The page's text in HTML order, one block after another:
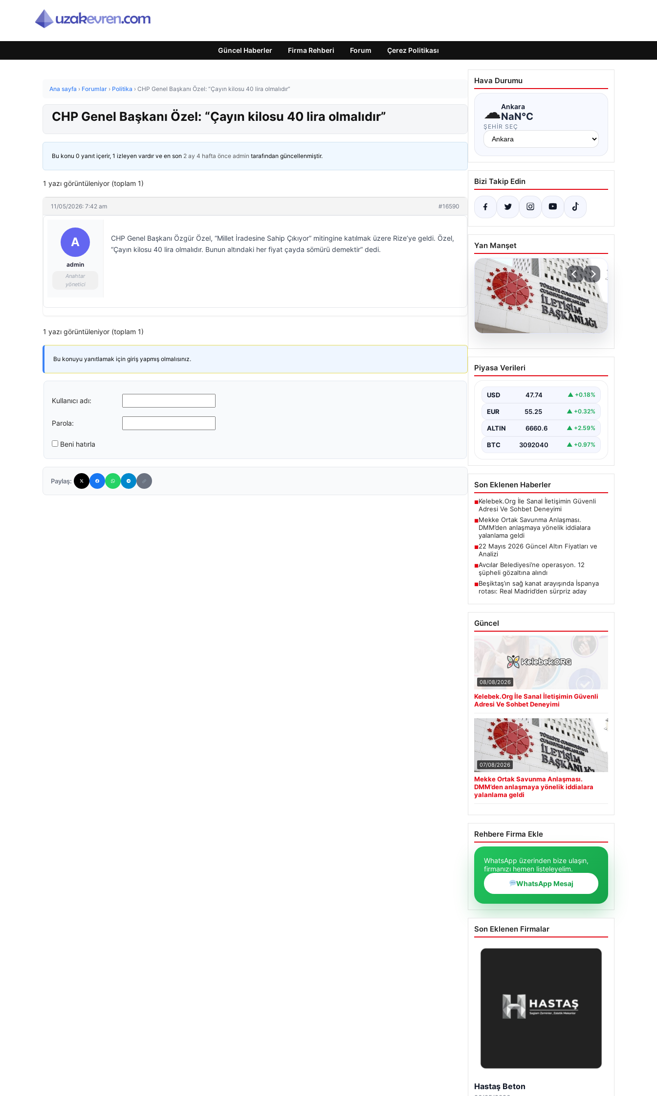
Güncel Haberler Firma Rehberi Forum Çerez Politikası
Ana sayfa › Forumlar › Politika › CHP Genel Başkanı Özel: “Çayın kilosu 40 lira olmalıdır”
CHP Genel Başkanı Özel: “Çayın kilosu 40 lira olmalıdır”
Bu konu 0 yanıt içerir, 1 izleyen vardır ve en son 2 ay 4 hafta önce admin tarafından güncellenmiştir.
1 yazı görüntüleniyor (toplam 1)
11/05/2026: 7:42 am #16590
A
admin
Anahtar
yönetici
CHP Genel Başkanı Özgür Özel, “Millet İradesine Sahip Çıkıyor” mitingine katılmak üzere Rize’ye geldi. Özel,
“Çayın kilosu 40 lira olmalıdır. Bunun altındaki her fiyat çayda sömürü demektir” dedi.
1 yazı görüntüleniyor (toplam 1)
Bu konuyu yanıtlamak için giriş yapmış olmalısınız.
Kullanıcı adı:
Parola:
Beni hatırla
Paylaş:
Hava Durumu
☁Ankara
NaN°C
ŞEHIR SEÇ
Bizi Takip Edin
Yan Manşet
Mekke Ortak Savunma
Anlaşması. DMM’den
iddialara yalanlama geldi
Piyasa Verileri
USD 47.74 ▲ +0.18%
EUR 55.25 ▲ +0.32%
ALTIN 6660.6 ▲ +2.59%
BTC 3092040 ▲ +0.97%
Son Eklenen Haberler
■Kelebek.Org İle Sanal İletişimin Güvenli
Adresi Ve Sohbet Deneyimi
■Mekke Ortak Savunma Anlaşması.
DMM’den anlaşmaya yönelik iddialara
yalanlama geldi
■22 Mayıs 2026 Güncel Altın Fiyatları ve
Analizi
■Avcılar Belediyesi’ne operasyon. 12
şüpheli gözaltına alındı
■Beşiktaş’ın sağ kanat arayışında İspanya
rotası: Real Madrid’den sürpriz aday
Güncel
08/08/2026
Kelebek.Org İle Sanal İletişimin Güvenli
Adresi Ve Sohbet Deneyimi
07/08/2026
Mekke Ortak Savunma Anlaşması.
DMM’den anlaşmaya yönelik iddialara
yalanlama geldi
Rehbere Firma Ekle
WhatsApp üzerinden bize ulaşın,
firmanızı hemen listeleyelim.
WhatsApp Mesaj
Son Eklenen Firmalar
Hastaş Beton